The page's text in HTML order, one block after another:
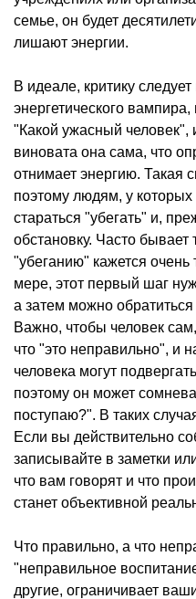
семье, он будет
лишают энергии.
В идеале, критику
энергетического
"Какой ужасный человек",
виновата она сама, что
отнимает энергию. Такая
поэтому людям, у
стараться "убегать" и,
обстановку. Часто
"убеганию" кажется
мере, этот первый шаг
а затем можно
Важно, чтобы человек
что "это неправильно", и
человека могут
поэтому он может
поступаю?". В таких
Если вы действительно
записывайте в заметки
что вам говорят и что
станет объективной
Что правильно, а что
"неправильное
другие, ограничивает